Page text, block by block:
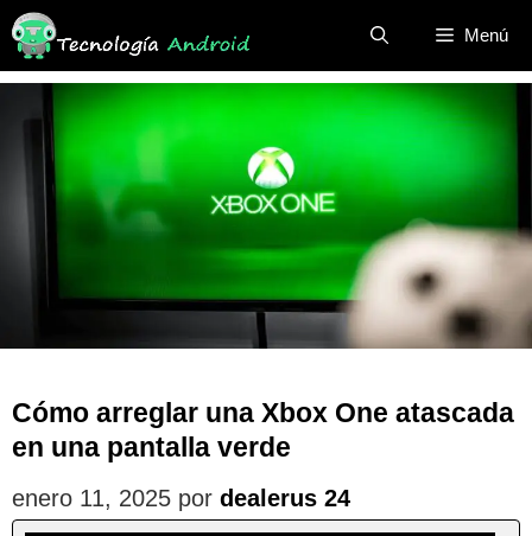
Saltar
contenido
Menú
Cómo arreglar una Xbox One atascada
en una pantalla verde
enero 11, 2025 por dealerus 24